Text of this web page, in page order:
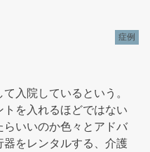
症例
入院しているという。
を入れるほどではない
いいのか色々とアドバ
をレンタルする、介護